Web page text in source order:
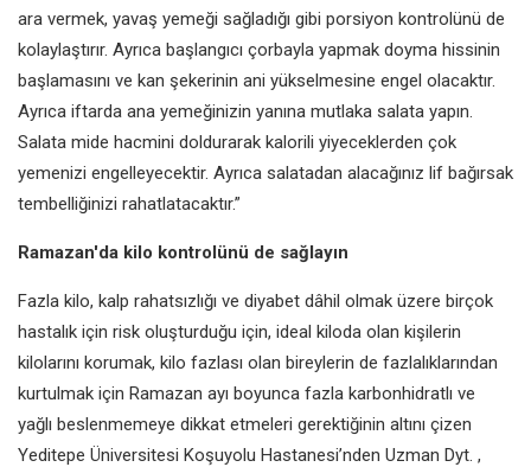
ara vermek, yavaş yemeği sağladığı gibi porsiyon kontrolünü de
kolaylaştırır. Ayrıca başlangıcı çorbayla yapmak doyma hissinin
başlamasını ve kan şekerinin ani yükselmesine engel olacaktır.
Ayrıca iftarda ana yemeğinizin yanına mutlaka salata yapın.
Salata mide hacmini doldurarak kalorili yiyeceklerden çok
yemenizi engelleyecektir. Ayrıca salatadan alacağınız lif bağırsak
tembelliğinizi rahatlatacaktır.”
Ramazan'da kilo kontrolünü de sağlayın
Fazla kilo, kalp rahatsızlığı ve diyabet dâhil olmak üzere birçok
hastalık için risk oluşturduğu için, ideal kiloda olan kişilerin
kilolarını korumak, kilo fazlası olan bireylerin de fazlalıklarından
kurtulmak için Ramazan ayı boyunca fazla karbonhidratlı ve
yağlı beslenmemeye dikkat etmeleri gerektiğinin altını çizen
Yeditepe Üniversitesi Koşuyolu Hastanesi’nden Uzman Dyt. ,